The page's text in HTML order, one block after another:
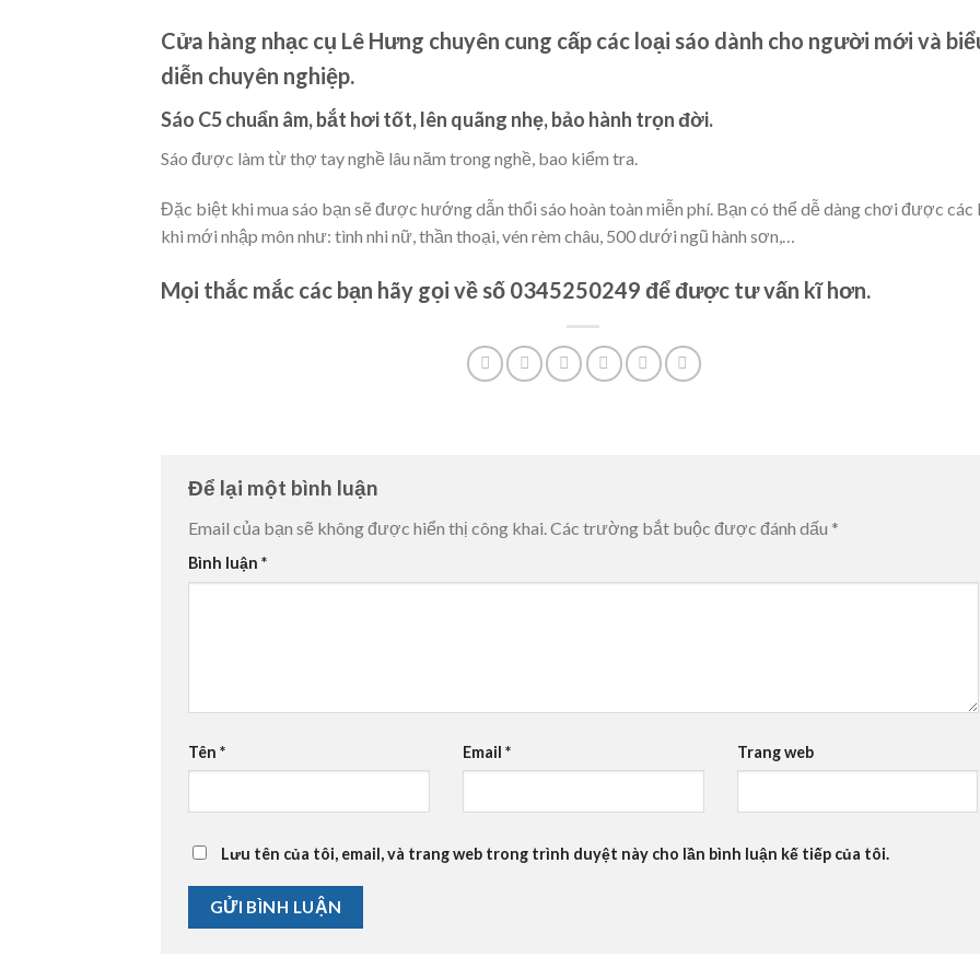
Cửa hàng nhạc cụ Lê Hưng chuyên cung cấp các loại sáo dành cho người mới và
diễn chuyên nghiệp.
Sáo C5 chuẩn âm, bắt hơi tốt, lên quãng nhẹ, bảo hành trọn đời.
Sáo được làm từ thợ tay nghề lâu năm trong nghề, bao kiểm tra.
Đặc biệt khi mua sáo bạn sẽ được hướng dẫn thổi sáo hoàn toàn miễn phí. Bạn có thể dễ dàng chơi được các
khi mới nhập môn như: tình nhi nữ, thần thoại, vén rèm châu, 500 dưới ngũ hành sơn,…
Mọi thắc mắc các bạn hãy gọi về số 0345250249 để được tư vấn kĩ hơn.
Để lại một bình luận
Email của bạn sẽ không được hiển thị công khai.Các trường bắt buộc được đánh dấu *
Bình luận *
Tên * Email * Trang web
Lưu tên của tôi, email, và trang web trong trình duyệt này cho lần bình luận kế tiếp của tôi.